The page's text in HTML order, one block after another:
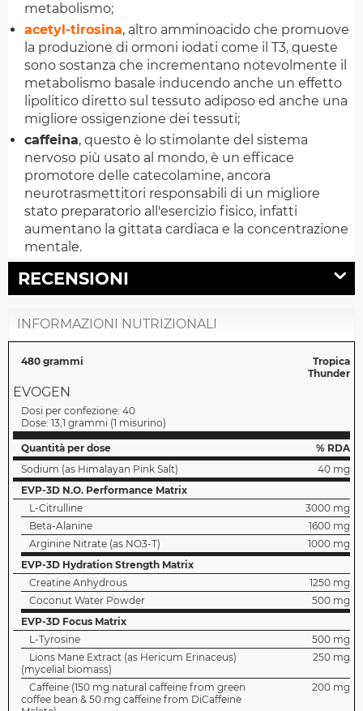
metabolismo;
acetyl-tirosina, altro amminoacido che promuove
la produzione di ormoni iodati come il T3, queste
sono sostanza che incrementano notevolmente il
metabolismo basale inducendo anche un effetto
lipolitico diretto sul tessuto adiposo ed anche una
migliore ossigenzione dei tessuti;
caffeina, questo è lo stimolante del sistema
nervoso più usato al mondo, è un efficace
promotore delle catecolamine, ancora
neurotrasmettitori responsabili di un migliore
stato preparatorio all'esercizio fisico, infatti
aumentano la gittata cardiaca e la concentrazione
mentale.
RECENSIONI
INFORMAZIONI NUTRIZIONALI
480 grammi
Tropica
Thunder
EVOGEN
Dosi per confezione: 40
Dose: 13,1 grammi (1 misurino)
Quantità per dose
% RDA
Sodium (as Himalayan Pink Salt)
40 mg
EVP-3D N.O. Performance Matrix
L-Citrulline
3000 mg
Beta-Alanine
1600 mg
Arginine Nitrate (as NO3-T)
1000 mg
EVP-3D Hydration Strength Matrix
Creatine Anhydrous
1250 mg
Coconut Water Powder
500 mg
EVP-3D Focus Matrix
L-Tyrosine
500 mg
Lions Mane Extract (as Hericum Erinaceus)
(mycelial biomass)
250 mg
Caffeine (150 mg natural caffeine from green
coffee bean & 50 mg caffeine from DiCaffeine
200 mg